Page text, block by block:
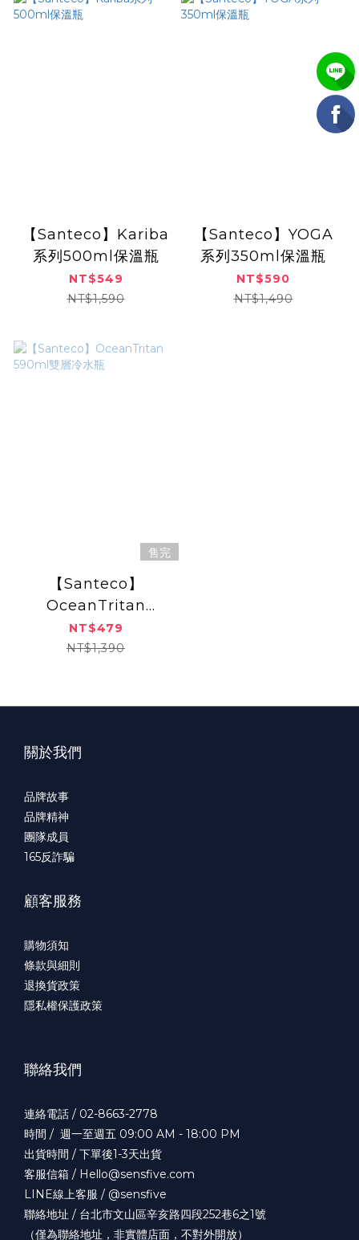
【Santeco】Kariba
系列500ml保溫瓶
NT$549
NT$1,590
【Santeco】YOGA
系列350ml保溫瓶
NT$590
NT$1,490
售完
【Santeco】
OceanTritan
590ml雙層冷水瓶
NT$479
NT$1,390
關於我們
品牌故事
品牌精神
團隊成員
165反詐騙
顧客服務
購物須知
條款與細則
退換貨政策
隱私權保護政策
聯絡我們
連絡電話 / 02-8663-2778
時間 / 週一至週五 09:00 AM - 18:00 PM
出貨時間 / 下單後1-3天出貨
客服信箱 / Hello@sensfive.com
LINE線上客服 / @sensfive
聯絡地址 / 台北市文山區辛亥路四段252巷6之1號
（僅為聯絡地址，非實體店面，不對外開放）